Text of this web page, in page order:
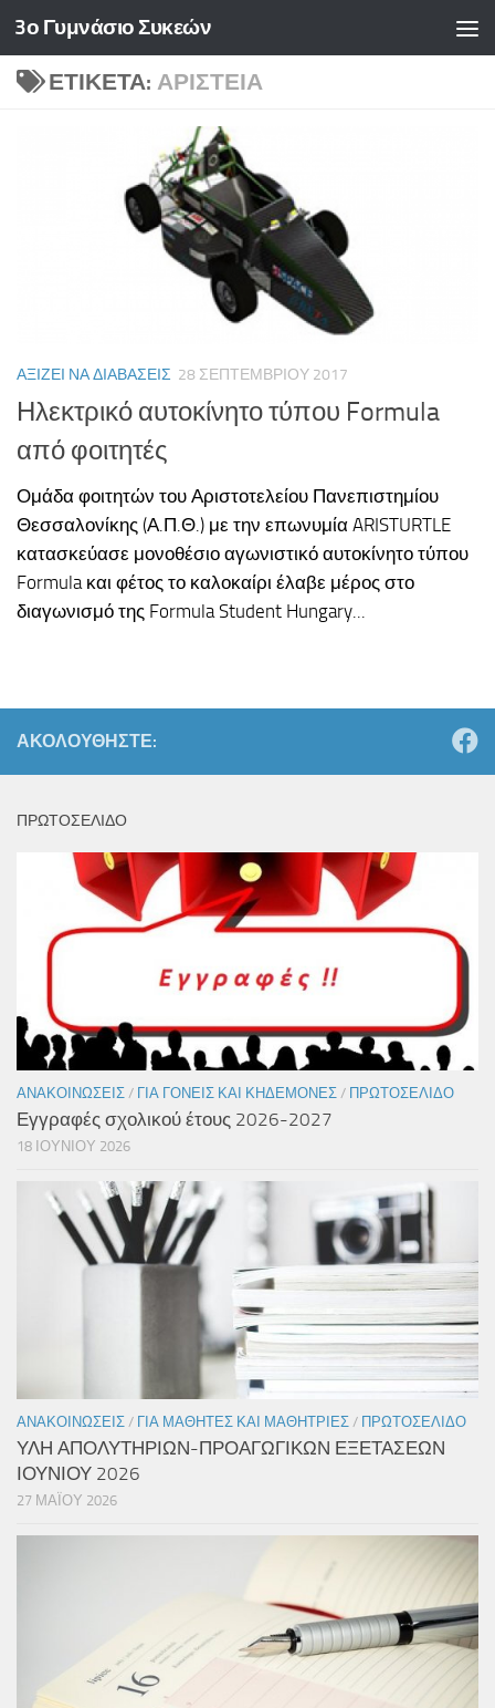
Skip to content
3ο Γυμνάσιο Συκεών
ΕΤΙΚΈΤΑ: ΑΡΙΣΤΕΊΑ
ΑΞΊΖΕΙ ΝΑ ΔΙΑΒΆΣΕΙΣ 28 ΣΕΠΤΕΜΒΡΊΟΥ 2017
Ηλεκτρικό αυτοκίνητο τύπου Formula
από φοιτητές
Ομάδα φοιτητών του Αριστοτελείου Πανεπιστημίου
Θεσσαλονίκης (Α.Π.Θ.) με την επωνυμία ARISTURTLE
κατασκεύασε μονοθέσιο αγωνιστικό αυτοκίνητο τύπου
Formula και φέτος το καλοκαίρι έλαβε μέρος στο
διαγωνισμό της Formula Student Hungary...
ΑΚΟΛΟΥΘΉΣΤΕ:
ΠΡΩΤΟΣΕΛΙΔΟ
ΑΝΑΚΟΙΝΏΣΕΙΣ / ΓΙΑ ΓΟΝΕΊΣ ΚΑΙ ΚΗΔΕΜΌΝΕΣ / ΠΡΩΤΟΣΈΛΙΔΟ
Εγγραφές σχολικού έτους 2026-2027
18 ΙΟΥΝΊΟΥ 2026
ΑΝΑΚΟΙΝΏΣΕΙΣ / ΓΙΑ ΜΑΘΗΤΈΣ ΚΑΙ ΜΑΘΉΤΡΙΕΣ / ΠΡΩΤΟΣΈΛΙΔΟ
ΥΛΗ ΑΠΟΛΥΤΗΡΙΩΝ-ΠΡΟΑΓΩΓΙΚΩΝ ΕΞΕΤΑΣΕΩΝ
ΙΟΥΝΙΟΥ 2026
27 ΜΑΪ́ΟΥ 2026